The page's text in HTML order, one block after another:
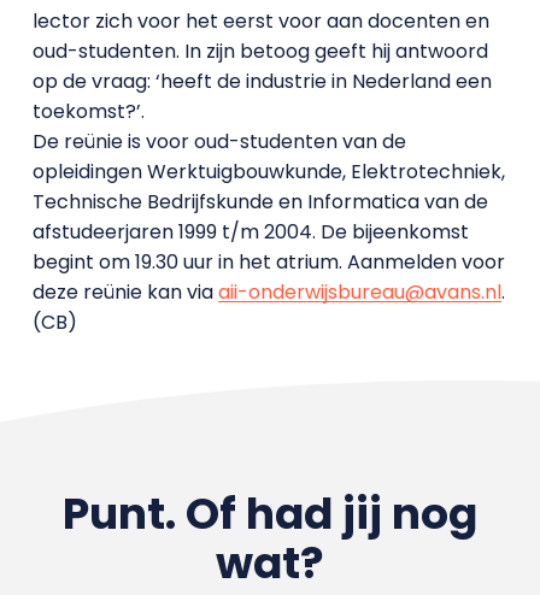
lector zich voor het eerst voor aan docenten en
oud-studenten. In zijn betoog geeft hij antwoord
op de vraag: ‘heeft de industrie in Nederland een
toekomst?’.
De reünie is voor oud-studenten van de
opleidingen Werktuigbouwkunde, Elektrotechniek,
Technische Bedrijfskunde en Informatica van de
afstudeerjaren 1999 t/m 2004. De bijeenkomst
begint om 19.30 uur in het atrium. Aanmelden voor
deze reünie kan viaaii-onderwijsbureau@avans.nl.
(CB)
Punt. Of had jij nog
wat?